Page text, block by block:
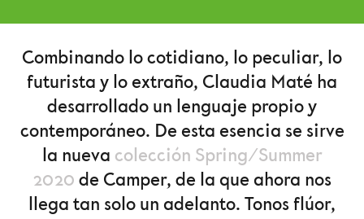
Combinando lo cotidiano, lo peculiar, lo
futurista y lo extraño, Claudia Maté ha
desarrollado un lenguaje propio y
contemporáneo. De esta esencia se sirve
la nueva colección Spring/Summer
2020 de Camper, de la que ahora nos
llega tan solo un adelanto. Tonos flúor,